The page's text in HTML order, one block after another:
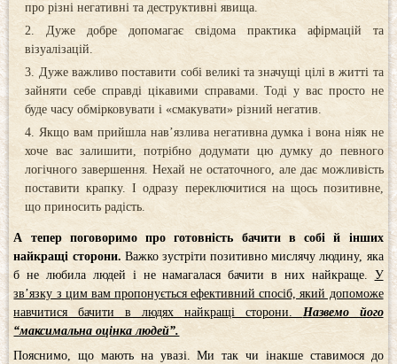
про різні негативні та деструктивні явища.
Дуже добре допомагає свідома практика афірмацій та
візуалізацій.
Дуже важливо поставити собі великі та значущі цілі в житті та
зайняти себе справді цікавими справами. Тоді у вас просто не
буде часу обмірковувати і «смакувати» різний негатив.
Якщо вам прийшла нав’язлива негативна думка і вона ніяк не
хоче вас залишити, потрібно додумати цю думку до певного
логічного завершення. Нехай не остаточного, але дає можливість
поставити крапку. І одразу переключитися на щось позитивне,
що приносить радість.
А тепер поговоримо про готовність бачити в собі й інших
найкращі сторони. Важко зустріти позитивно мислячу людину, яка
б не любила людей і не намагалася бачити в них найкраще. У
зв’язку з цим вам пропонується ефективний спосіб, який допоможе
навчитися бачити в людях найкращі сторони. Назвемо його
“максимальна оцінка людей”.
Пояснимо, що мають на увазі. Ми так чи інакше ставимося до